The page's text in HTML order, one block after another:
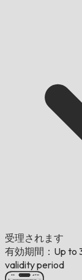
受理されます
有効期間：Up to
validity period